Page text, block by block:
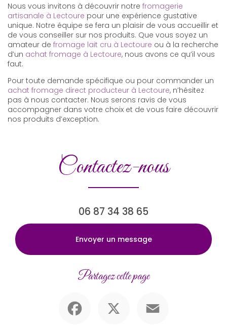
Nous vous invitons à découvrir notre fromagerie
artisanale à Lectoure pour une expérience gustative
unique. Notre équipe se fera un plaisir de vous accueillir et
de vous conseiller sur nos produits. Que vous soyez un
amateur de fromage lait cru à Lectoure ou à la recherche
d’un achat fromage à Lectoure, nous avons ce qu’il vous
faut.
Pour toute demande spécifique ou pour commander un
achat fromage direct producteur à Lectoure, n’hésitez
pas à nous contacter. Nous serons ravis de vous
accompagner dans votre choix et de vous faire découvrir
nos produits d’exception.
Contactez-nous
06 87 34 38 65
Envoyer un message
Partagez cette page